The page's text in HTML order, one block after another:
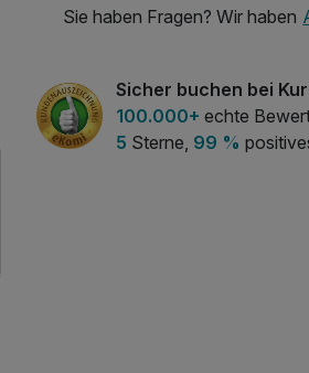
Sie haben Fragen? Wir haben
Sicher buchen bei
100.000+ echte
5 Sterne, 99 %